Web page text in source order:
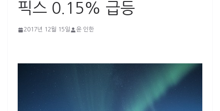
픽스 0.15% 급등
2017년 12월 15일 윤 인한